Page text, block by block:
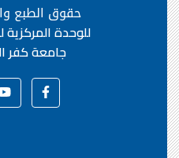
حقوق الطبع
للوحدة المركزية
جامعة كفر